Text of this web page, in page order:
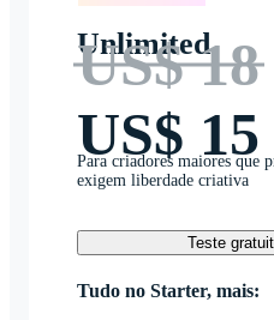
Unlimited
US$ 18
US$ 15
Para criadores maiores que
exigem liberdade criativa
Teste
Tudo no Starter, mais: